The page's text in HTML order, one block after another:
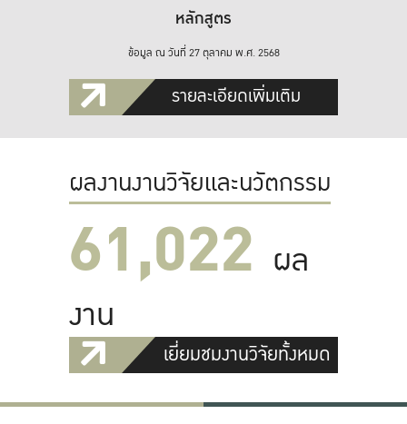
หลักสูตร
ข้อมูล ณ วันที่ 27 ตุลาคม พ.ศ. 2568
รายละเอียดเพิ่มเติม
ผลงานงานวิจัยและนวัตกรรม
61,022 ผล
งาน
เยี่ยมชมงานวิจัยทั้งหมด